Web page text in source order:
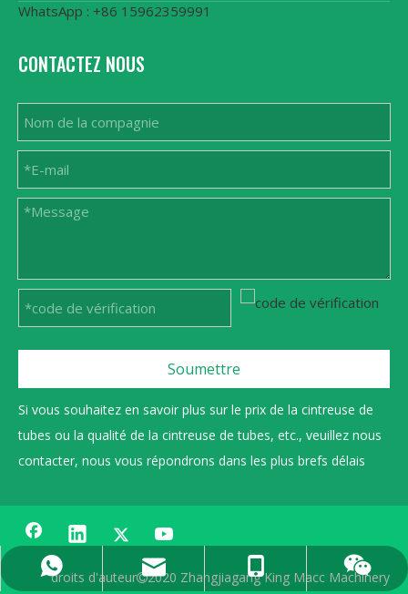
+86 15962359991
sales@gmacc.cn
0086 13606222268
15962359991
WhatsApp : +86 15962359991
CONTACTEZ NOUS
Soumettre
Si vous souhaitez en savoir plus sur le prix de la cintreuse de
tubes ou la qualité de la cintreuse de tubes, etc., veuillez nous
contacter, nous vous répondrons dans les plus brefs délais
droits d'auteur2020 Zhangjiagang King Macc Machinery